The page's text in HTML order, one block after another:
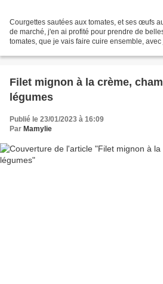
Courgettes sautées aux tomates, et ses œufs
de marché, j'en ai profité pour prendre de
tomates, que je vais faire cuire ensemble, avec
Filet mignon à la crème,
légumes
Publié le 23/01/2023 à 16:09
Par Mamylie